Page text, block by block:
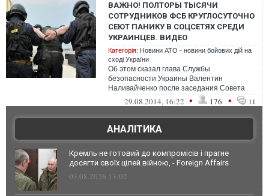
ВАЖНО! ПОЛТОРЫ ТЫСЯЧИ
СОТРУДНИКОВ ФСБ КРУГЛОСУТОЧНО
СЕЮТ ПАНИКУ В СОЦСЕТЯХ СРЕДИ
УКРАИНЦЕВ. ВИДЕО
Категорія: Новини АТО - новини бойових дій на
сході України
Об этом сказал глава Службы
безопасности Украины Валентин
Наливайченко после заседания Совета
национальной безопасности и обороны
29.08.2014, 16:22 • 176 • 11
АНАЛІТИКА
Кремль не готовий до компромісів і прагне
досягти своїх цілей війною, - Foreign Affairs
03.08.2026 13:02